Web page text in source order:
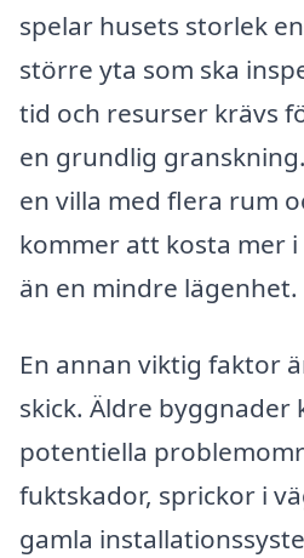
spelar husets storlek
större yta som ska
tid och resurser krävs
en grundlig
en villa med flera rum
kommer att kosta mer
än en mindre lägenhet.
En annan viktig faktor
skick. Äldre byggnader
potentiella
fuktskador, sprickor i
gamla